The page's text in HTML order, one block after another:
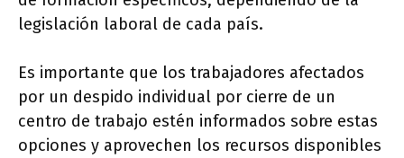
legislación laboral de cada país.
Es importante que los trabajadores afectados
por un despido individual por cierre de un
centro de trabajo estén informados sobre estas
opciones y aprovechen los recursos disponibles